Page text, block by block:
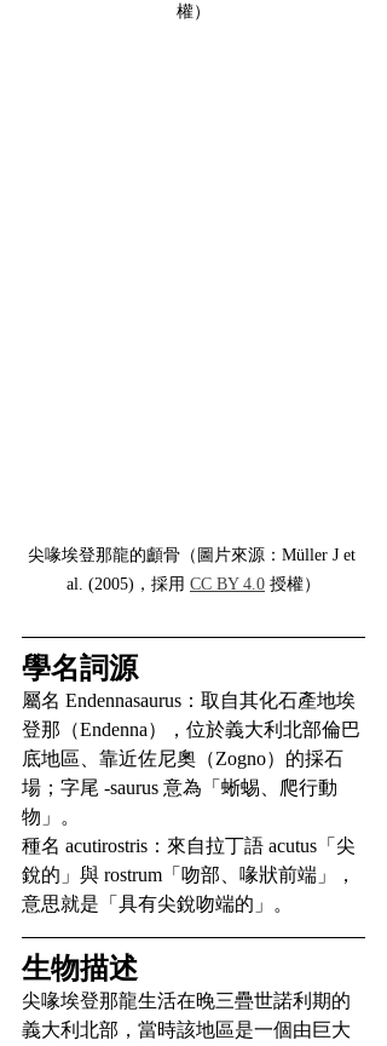
權）
尖喙埃登那龍的顱骨（圖片來源：Müller J et
al. (2005)，採用 CC BY 4.0 授權）
學名詞源
屬名 Endennasaurus：取自其化石產地埃
登那（Endenna），位於義大利北部倫巴
底地區、靠近佐尼奧（Zogno）的採石
場；字尾 -saurus 意為「蜥蜴、爬行動
物」。
種名 acutirostris：來自拉丁語 acutus「尖
銳的」與 rostrum「吻部、喙狀前端」，
意思就是「具有尖銳吻端的」。
生物描述
尖喙埃登那龍生活在晚三疊世諾利期的
義大利北部，當時該地區是一個由巨大